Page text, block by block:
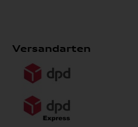
Versandarten